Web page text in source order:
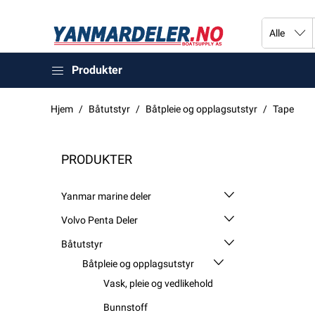
Produkter
Hjem Båtutstyr Båtpleie og opplagsutstyr Tape
PRODUKTER
Yanmar marine deler
Volvo Penta Deler
Båtutstyr
Båtpleie og opplagsutstyr
Vask, pleie og vedlikehold
Bunnstoff